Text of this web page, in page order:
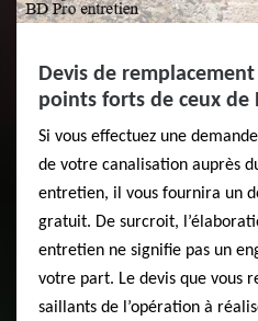
Devis de
points forts de ceux de
Si vous effectuez une
de votre canalisation auprès
entretien, il vous fournira un
gratuit. De surcroit,
entretien ne signifie pas un
votre part. Le devis que vous
saillants de l’opération à